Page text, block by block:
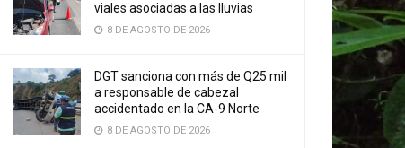
viales asociadas a las lluvias
8 DE AGOSTO DE 2026
DGT sanciona con más de Q25 mil
a responsable de cabezal
accidentado en la CA-9 Norte
8 DE AGOSTO DE 2026